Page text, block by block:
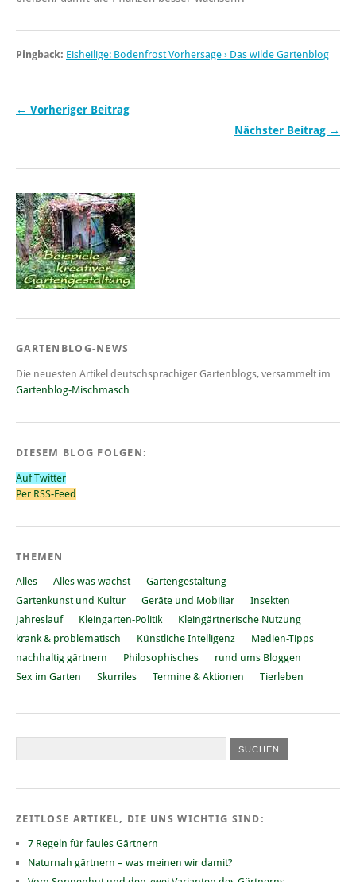
Pingback: Eisheilige: Bodenfrost Vorhersage › Das wilde Gartenblog
← Vorheriger Beitrag
Nächster Beitrag →
GARTENBLOG-NEWS
Die neuesten Artikel deutschsprachiger Gartenblogs, versammelt im
Gartenblog-Mischmasch
DIESEM BLOG FOLGEN:
Auf Twitter
Per RSS-Feed
THEMEN
Alles Alles was wächst
Gartengestaltung
Gartenkunst und Kultur
Geräte und Mobiliar
Insekten
Jahreslauf
Kleingarten-Politik
Kleingärtnerische Nutzung
krank & problematisch
Künstliche Intelligenz
Medien-Tipps
nachhaltig gärtnern
Philosophisches
rund ums Bloggen
Sex im Garten
Skurriles Termine & Aktionen Tierleben
ZEITLOSE ARTIKEL, DIE UNS WICHTIG SIND:
7 Regeln für faules Gärtnern
Naturnah gärtnern – was meinen wir damit?